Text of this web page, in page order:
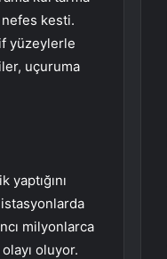
nefes kesti.
yüzeylerle
uçuruma
milyonlarca
oluyor.